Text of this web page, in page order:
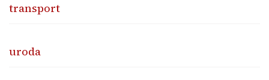
transport
uroda